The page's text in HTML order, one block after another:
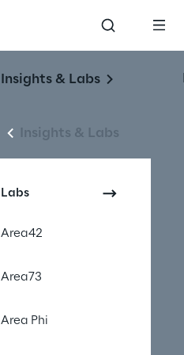
Insights & Labs
Insights & Labs
Labs
Area42
Area73
Area Phi